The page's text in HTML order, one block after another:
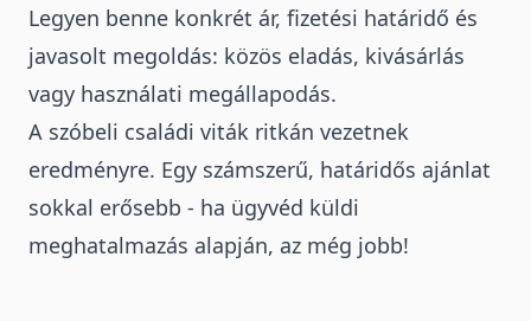
Legyen benne konkrét ár, fizetési határidő és
javasolt megoldás: közös eladás, kivásárlás
vagy használati megállapodás.
A szóbeli családi viták ritkán vezetnek
eredményre. Egy számszerű, határidős ajánlat
sokkal erősebb - ha ügyvéd küldi
meghatalmazás alapján, az még jobb!